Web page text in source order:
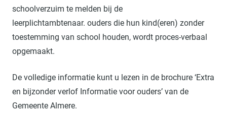
schoolverzuim te melden bij de
leerplichtambtenaar. ouders die hun kind(eren) zonder
toestemming van school houden, wordt proces-verbaal
opgemaakt.
De volledige informatie kunt u lezen in de brochure ‘Extra
en bijzonder verlof Informatie voor ouders’ van de
Gemeente Almere.